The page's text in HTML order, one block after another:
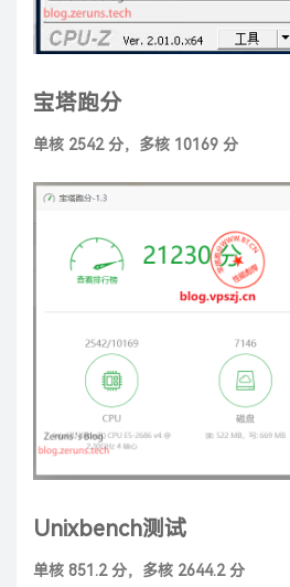
宝塔跑分
单核 2542 分，多核 10169 分
Unixbench测试
单核 851.2 分，多核 2644.2 分